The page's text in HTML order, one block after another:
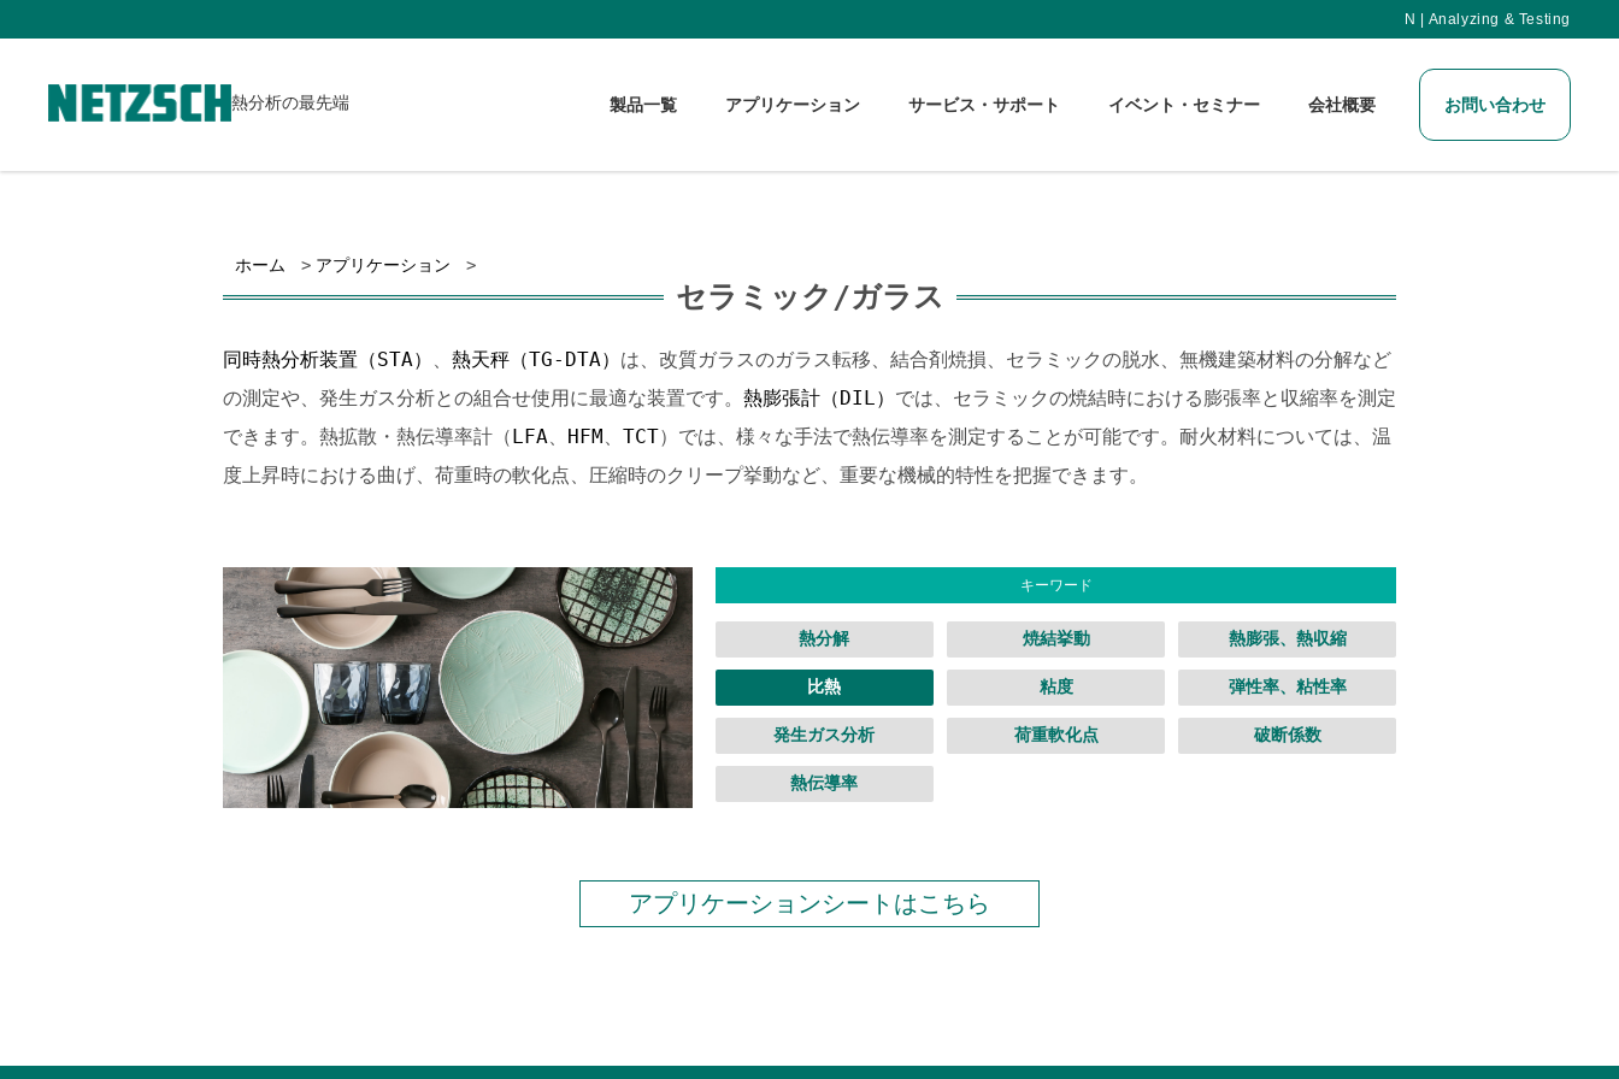
N | Analyzing & Testing
熱分析の最先端 製品一覧 アプリケーション サービス・サポート イベント・セミナー 会社概要 お問い合わせ
ホーム アプリケーション
セラミック/ガラス
同時熱分析装置（STA） 、 熱天秤（TG-DTA） は、改質ガラスのガラス転移、結合剤焼損、セラミックの脱水、無機建築材料の分解など
の測定や、発生ガス分析との組合せ使用に最適な装置です。 熱膨張計（DIL） では、セラミックの焼結時における膨張率と収縮率を測定
できます。熱拡散・熱伝導率計（LFA、 HFM、 TCT）では、様々な手法で熱伝導率を測定することが可能です。耐火材料については、温
度上昇時における曲げ、荷重時の軟化点、圧縮時のクリープ挙動など、重要な機械的特性を把握できます。
キーワード
熱分解 焼結挙動 熱膨張、熱収縮
比熱 粘度 弾性率、粘性率
発生ガス分析 荷重軟化点 破断係数
熱伝導率
アプリケーションシートはこちら